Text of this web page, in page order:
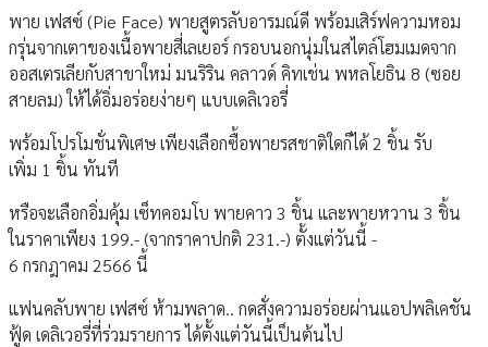
พาย เฟสซ์ (Pie Face) พายสูตรลับอารมณ์ดี พร้อมเสิร์ฟความหอม
กรุ่นจากเตาของเนื้อพายสี่เลเยอร์ กรอบนอกนุ่มในสไตล์โฮมเมดจาก
ออสเตรเลียกับสาขาใหม่ มนริริน คลาวด์ คิทเช่น พหลโยธิน 8 (ซอย
สายลม) ให้ได้อิ่มอร่อยง่ายๆ แบบเดลิเวอรี่
พร้อมโปรโมชั่นพิเศษ เพียงเลือกซื้อพายรสชาติใดก็ได้ 2 ชิ้น รับ
เพิ่ม 1 ชิ้น ทันที
หรือจะเลือกอิ่มคุ้ม เซ็ทคอมโบ พายคาว 3 ชิ้น และพายหวาน 3 ชิ้น
ในราคาเพียง 199.- (จากราคาปกติ 231.-) ตั้งแต่วันนี้ -
6 กรกฎาคม 2566 นี้
แฟนคลับพาย เฟสซ์ ห้ามพลาด.. กดสั่งความอร่อยผ่านแอปพลิเคชัน
ฟู้ด เดลิเวอรี่ที่ร่วมรายการ ได้ตั้งแต่วันนี้เป็นต้นไป